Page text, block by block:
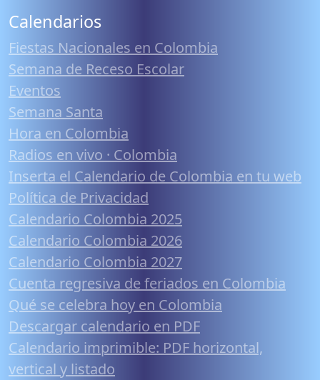
Calendarios
Fiestas Nacionales en Colombia
Semana de Receso Escolar
Eventos
Semana Santa
Hora en Colombia
Radios en vivo · Colombia
Inserta el Calendario de Colombia en tu web
Política de Privacidad
Calendario Colombia 2025
Calendario Colombia 2026
Calendario Colombia 2027
Cuenta regresiva de feriados en Colombia
Qué se celebra hoy en Colombia
Descargar calendario en PDF
Calendario imprimible: PDF horizontal,
vertical y listado